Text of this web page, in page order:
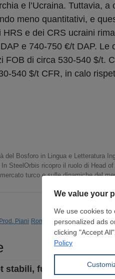
e l’Ucraina. Tuttavia,
meno quantitativi, e
e dei CRS ucraini
e 740-750 €/t DAP.
FOB di circa 530-540 $/t.
540 $/t CFR, in calo
del Bosforo in Lingua e Letteratura
SteelOrbis ricopro il ruolo di Head
turco e sulle dinamiche del
Prod. Piani Romania Unione Europea
stabili, futuro incerto per